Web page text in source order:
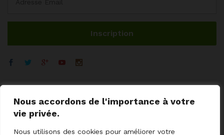
Nous accordons de l'importance à votre
vie privée.
Nous utilisons des cookies pour améliorer votre